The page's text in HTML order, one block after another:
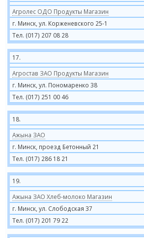
Агролес ОДО Продукты Магазин
г. Минск, ул. Корженевского 25-1
Тел. (017) 207 08 28
17.
Агростав ЗАО Продукты Магазин
г. Минск, ул. Пономаренко 38
Тел. (017) 251 00 46
18.
Ажына ЗАО
г. Минск, проезд Бетонный 21
Тел. (017) 286 18 21
19.
Ажына ЗАО Хлеб-молоко Магазин
г. Минск, ул. Слободская 37
Тел. (017) 201 79 22